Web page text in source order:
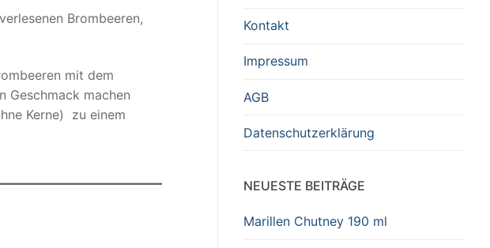
Brombeeren,
mit dem
Geschmack machen
Kerne) zu einem
Kontakt
Impressum
AGB
Datenschutzerklärung
NEUESTE BEITRÄGE
Marillen Chutney 190 ml